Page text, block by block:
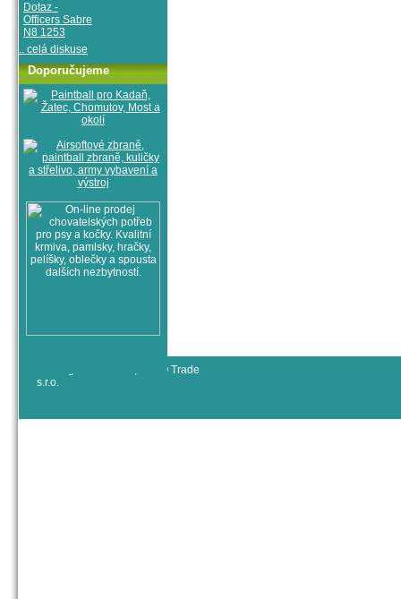
Dotaz -
Officers Sabre
N8 1253
.. celá diskuse
Doporučujeme
© All rights reserved, RYJO Trade
s.r.o.